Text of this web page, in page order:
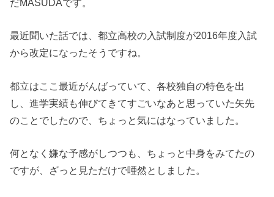
だMASUDAです。
最近聞いた話では、都立高校の入試制度が2016年度入試
から改定になったそうですね。
都立はここ最近がんばっていて、各校独自の特色を出
し、進学実績も伸びてきてすごいなあと思っていた矢先
のことでしたので、ちょっと気にはなっていました。
何となく嫌な予感がしつつも、ちょっと中身をみてたの
ですが、ざっと見ただけで唖然としました。